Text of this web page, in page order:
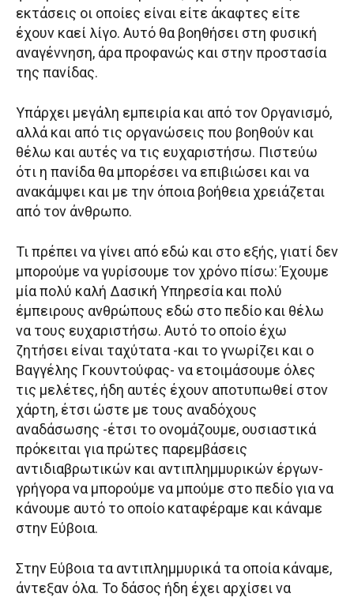
εκτάσεις οι οποίες είναι είτε άκαφτες είτε
έχουν καεί λίγο. Αυτό θα βοηθήσει στη φυσική
αναγέννηση, άρα προφανώς και στην προστασία
της πανίδας.
Υπάρχει μεγάλη εμπειρία και από τον Οργανισμό,
αλλά και από τις οργανώσεις που βοηθούν και
θέλω και αυτές να τις ευχαριστήσω. Πιστεύω
ότι η πανίδα θα μπορέσει να επιβιώσει και να
ανακάμψει και με την όποια βοήθεια χρειάζεται
από τον άνθρωπο.
Τι πρέπει να γίνει από εδώ και στο εξής, γιατί δεν
μπορούμε να γυρίσουμε τον χρόνο πίσω: Έχουμε
μία πολύ καλή Δασική Υπηρεσία και πολύ
έμπειρους ανθρώπους εδώ στο πεδίο και θέλω
να τους ευχαριστήσω. Αυτό το οποίο έχω
ζητήσει είναι ταχύτατα -και το γνωρίζει και ο
Βαγγέλης Γκουντούφας- να ετοιμάσουμε όλες
τις μελέτες, ήδη αυτές έχουν αποτυπωθεί στον
χάρτη, έτσι ώστε με τους αναδόχους
αναδάσωσης -έτσι το ονομάζουμε, ουσιαστικά
πρόκειται για πρώτες παρεμβάσεις
αντιδιαβρωτικών και αντιπλημμυρικών έργων-
γρήγορα να μπορούμε να μπούμε στο πεδίο για να
κάνουμε αυτό το οποίο καταφέραμε και κάναμε
στην Εύβοια.
Στην Εύβοια τα αντιπλημμυρικά τα οποία κάναμε,
άντεξαν όλα. Το δάσος ήδη έχει αρχίσει να